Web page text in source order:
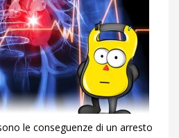
le conseguenze di un arresto